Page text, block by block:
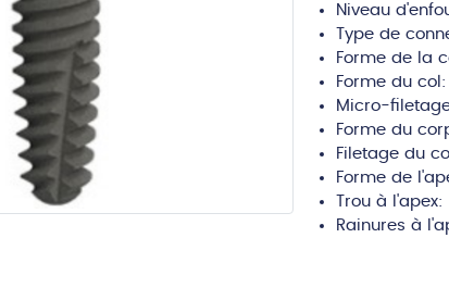
Niveau
Type de
Forme de la
Forme du col:
Micro-
Forme du
Filetage du
Forme de
Trou à l'apex:
Rainures à